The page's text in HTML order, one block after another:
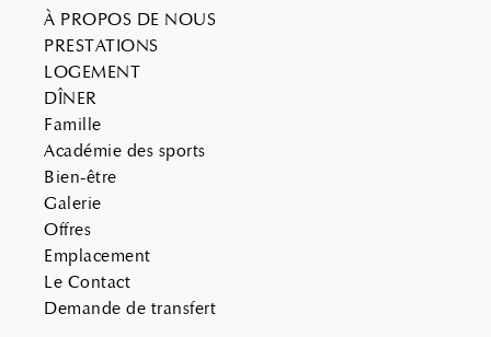
À PROPOS DE NOUS
PRESTATIONS
LOGEMENT
DÎNER
Famille
Académie des sports
Bien-être
Galerie
Offres
Emplacement
Le Contact
Demande de transfert